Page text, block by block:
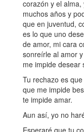
corazón y el
muchos años y
que en juventud,
es lo que uno
de amor, mi cara
sonreírle al amor
me impide desear
Tu rechazo es
que me impide
te impide amar.
Aun así, yo no
Esperaré que tu